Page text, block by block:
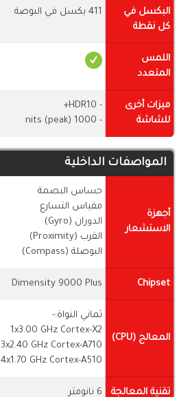
البكسل في
كل نقطة
411 بكسل في البوصة
اللمس
المتعدد
ميزات أخرى
للشاشة
- HDR10+
- 1000 nits (peak)
المواصفات الداخلية
أجهزة
الاستشعار
حساس البصمة
مقياس التسارع
الدوران (Gyro)
القرب (Proximity)
البوصلة (Compass)
Chipset
Dimensity 9000 Plus
المعالج (CPU)
ثماني النواة:-
1x3.00 GHz Cortex-X2
3x2.40 GHz Cortex-A710
4x1.70 GHz Cortex-A510
تقنية المعالجة 6 نانومتر